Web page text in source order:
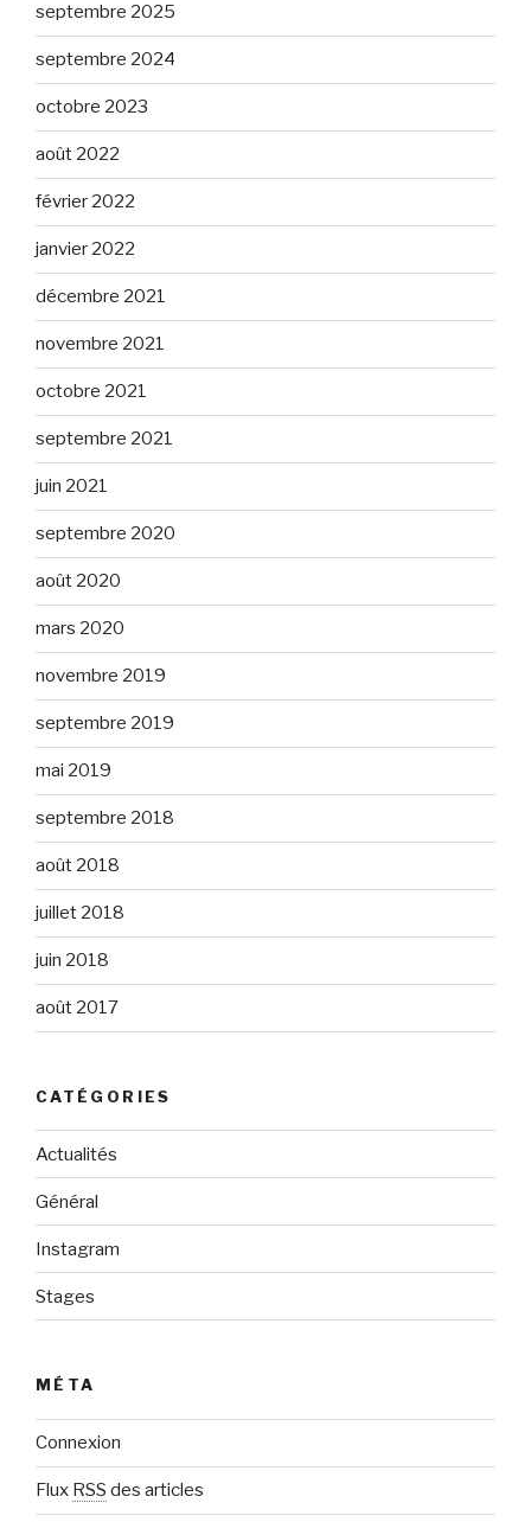
septembre 2025
septembre 2024
octobre 2023
août 2022
février 2022
janvier 2022
décembre 2021
novembre 2021
octobre 2021
septembre 2021
juin 2021
septembre 2020
août 2020
mars 2020
novembre 2019
septembre 2019
mai 2019
septembre 2018
août 2018
juillet 2018
juin 2018
août 2017
CATÉGORIES
Actualités
Général
Instagram
Stages
MÉTA
Connexion
Flux RSS des articles